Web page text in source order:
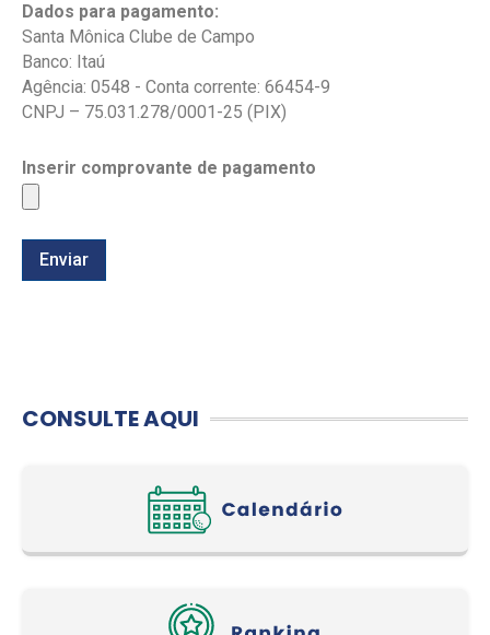
Dados para pagamento:
Santa Mônica Clube de Campo
Banco: Itaú
Agência: 0548 - Conta corrente: 66454-9
CNPJ – 75.031.278/0001-25 (PIX)
Inserir comprovante de pagamento
Enviar
CONSULTE AQUI